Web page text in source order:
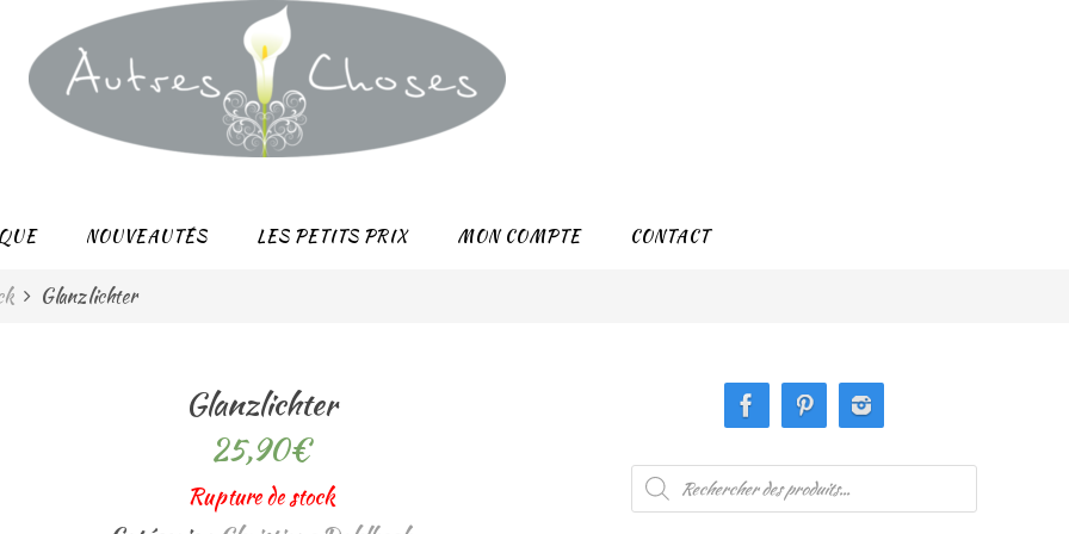
NOUVEAUTÉS LES PETITS PRIX MON COMPTE CONTACT
Glanzlichter
Glanzlichter
25,90€
Rupture de stock
Recherche
de
produits